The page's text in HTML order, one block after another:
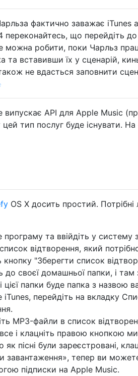
фактично заважає iTunes
переконайтесь, що перейдіть
можна робити, поки Чарльз
та вставивши їх у сценарій,
не вдасться заповнити
випускає API для Apple Music
тип послуг буде існувати.
OS X досить простий.
програму та ввійдіть у
відтворення, який
кнопку "Зберегти список
до своєї домашньої папки, і там
цієї папки буде папка з назвою
iTunes, перейдіть на вкладку
MP3-файли в список
і клацніть правою кнопкою
як пісні були зареєстровані,
завантаження», тепер ви
підписки на Apple Music.